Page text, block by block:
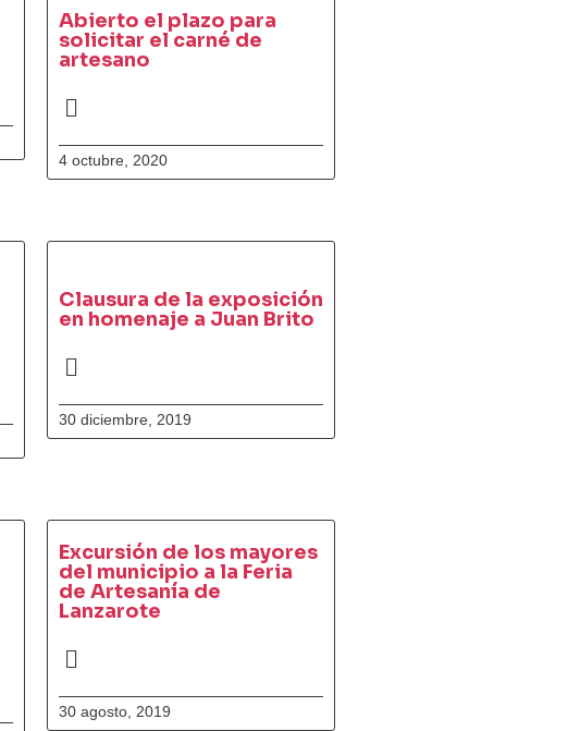
Abierto el plazo para
solicitar el carné de
artesano
4 octubre, 2020
Clausura de la exposición
en homenaje a Juan Brito
30 diciembre, 2019
Excursión de los mayores
del municipio a la Feria
de Artesanía de
Lanzarote
30 agosto, 2019